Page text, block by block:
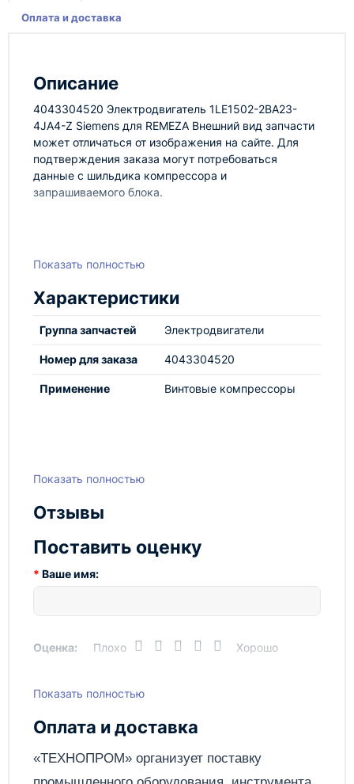
Оплата и доставка
Описание
4043304520 Электродвигатель 1LE1502-2BA23-
4JA4-Z Siemens для REMEZA Внешний вид запчасти
может отличаться от изображения на сайте. Для
подтверждения заказа могут потребоваться
данные с шильдика компрессора и
запрашиваемого блока.
Показать полностью
Характеристики
Группа запчастей Электродвигатели
Номер для заказа 4043304520
Применение Винтовые компрессоры
Показать полностью
Отзывы
Поставить оценку
Ваше имя:
Оценка: Плохо Хорошо
Написать отзыв
Показать полностью
Оплата и доставка
«ТЕХНОПРОМ» организует поставку